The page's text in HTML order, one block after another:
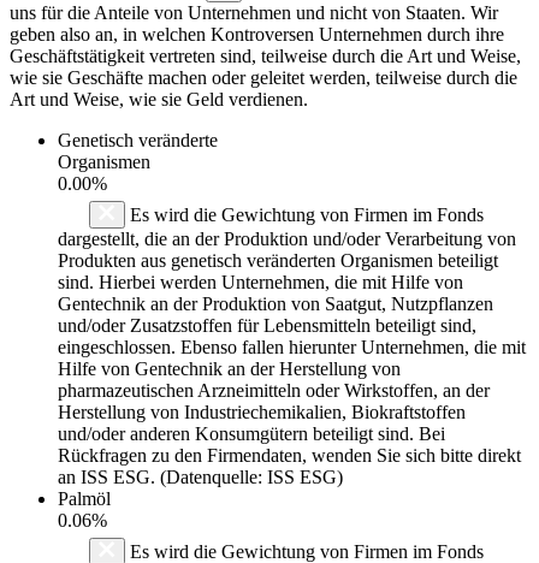
uns für die Anteile von Unternehmen und nicht von Staaten. Wir
geben also an, in welchen Kontroversen Unternehmen durch ihre
Geschäftstätigkeit vertreten sind, teilweise durch die Art und Weise,
wie sie Geschäfte machen oder geleitet werden, teilweise durch die
Art und Weise, wie sie Geld verdienen.
Genetisch veränderte
Organismen
0.00%
Es wird die Gewichtung von Firmen im Fonds
dargestellt, die an der Produktion und/oder Verarbeitung von
Produkten aus genetisch veränderten Organismen beteiligt
sind. Hierbei werden Unternehmen, die mit Hilfe von
Gentechnik an der Produktion von Saatgut, Nutzpflanzen
und/oder Zusatzstoffen für Lebensmitteln beteiligt sind,
eingeschlossen. Ebenso fallen hierunter Unternehmen, die mit
Hilfe von Gentechnik an der Herstellung von
pharmazeutischen Arzneimitteln oder Wirkstoffen, an der
Herstellung von Industriechemikalien, Biokraftstoffen
und/oder anderen Konsumgütern beteiligt sind. Bei
Rückfragen zu den Firmendaten, wenden Sie sich bitte direkt
an ISS ESG. (Datenquelle: ISS ESG)
Palmöl
0.06%
Es wird die Gewichtung von Firmen im Fonds